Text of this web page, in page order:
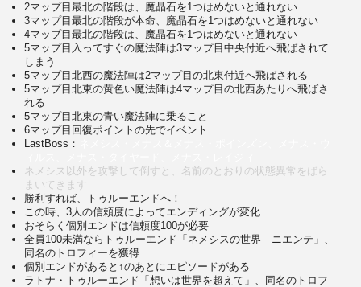
2マップ目最北の階段は、魔晶石を1つはめないと通れない
3マップ目最北の階段が本命、魔晶石を1つはめないと通れない
4マップ目最北の階段は、魔晶石を1つはめないと通れない
5マップ目入ってすぐの魔法陣は3マップ目中央付近へ飛ばされて
しまう
5マップ目北西の魔法陣は2マップ目の北東付近へ飛ばされる
5マップ目北東の黄色い魔法陣は4マップ目の北西あたりへ飛ばさ
れる
5マップ目北東の青い魔法陣に乗ること
6マップ目回復ポイントの先でイベント
LastBoss：
ネメシス以外を攻撃して倒すと、名前のとおりの状態異常をばら
まいてきます
勝利すれば、トゥルーエンドへ！
この時、3人の信頼度によってエンディングが変化
おそらく個別エンドは信頼度100が必要
全員100未満ならトゥルーエンド「ネメシスの世界 ニエンテ」、
同名のトロフィーを獲得
個別エンドがあると↑のあとにエピソードがある
ラトナ・トゥルーエンド「想いは世界を超えて」、同名のトロフ